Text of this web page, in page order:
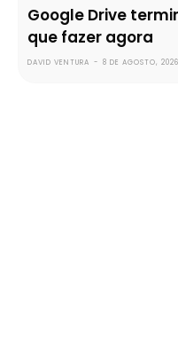
Google Drive
que fazer agora
DAVID VENTURA - 8 DE AGOSTO, 2026